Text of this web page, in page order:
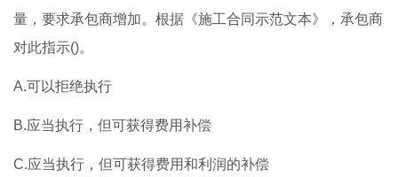
量，要求承包商增加。根据《施工合同示范文本》，承包商
对此指示()。
A.可以拒绝执行
B.应当执行，但可获得费用补偿
C.应当执行，但可获得费用和利润的补偿